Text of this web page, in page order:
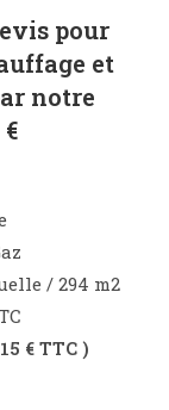
pour
et
notre
/ 294 m2
€ TTC )